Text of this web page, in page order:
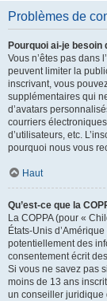
Problèmes de
Pourquoi ai-je besoin
Vous n’êtes pas dans
peuvent limiter la
inscrivant, vous
supplémentaires qui
d’avatars
courriers
d’utilisateurs, etc.
pourquoi nous vous
Haut
Qu’est-ce que la
La COPPA (pour «
États-Unis
potentiellement des
consentement écrit
Si vous ne savez pas
moins de 13 ans
un conseiller juridique